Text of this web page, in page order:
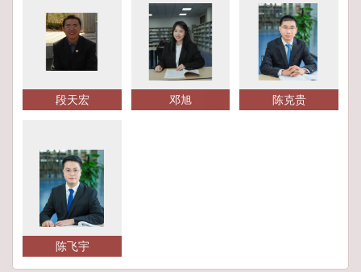
段天宏 邓旭 陈克贵
陈飞宇